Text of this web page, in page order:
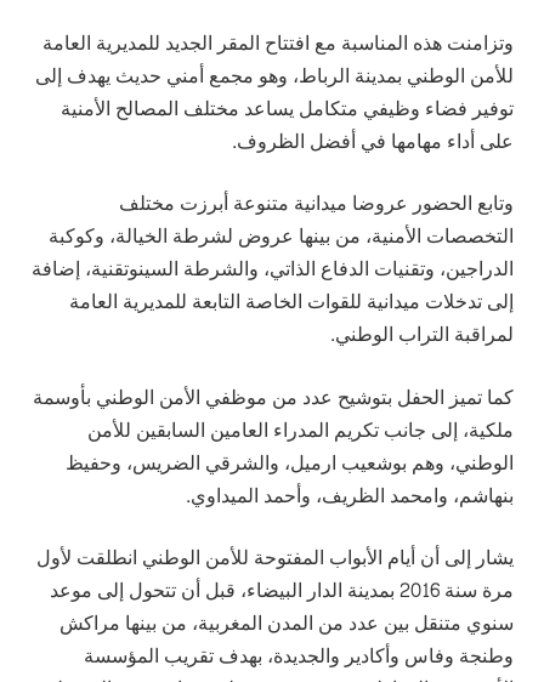
وتزامنت هذه المناسبة مع افتتاح المقر الجديد للمديرية العامة
للأمن الوطني بمدينة الرباط، وهو مجمع أمني حديث يهدف إلى
توفير فضاء وظيفي متكامل يساعد مختلف المصالح الأمنية
على أداء مهامها في أفضل الظروف.
وتابع الحضور عروضا ميدانية متنوعة أبرزت مختلف
التخصصات الأمنية، من بينها عروض لشرطة الخيالة، وكوكبة
الدراجين، وتقنيات الدفاع الذاتي، والشرطة السينوتقنية، إضافة
إلى تدخلات ميدانية للقوات الخاصة التابعة للمديرية العامة
لمراقبة التراب الوطني.
كما تميز الحفل بتوشيح عدد من موظفي الأمن الوطني بأوسمة
ملكية، إلى جانب تكريم المدراء العامين السابقين للأمن
الوطني، وهم بوشعيب ارميل، والشرقي الضريس، وحفيظ
بنهاشم، وامحمد الظريف، وأحمد الميداوي.
يشار إلى أن أيام الأبواب المفتوحة للأمن الوطني انطلقت لأول
مرة سنة 2016 بمدينة الدار البيضاء، قبل أن تتحول إلى موعد
سنوي متنقل بين عدد من المدن المغربية، من بينها مراكش
وطنجة وفاس وأكادير والجديدة، بهدف تقريب المؤسسة